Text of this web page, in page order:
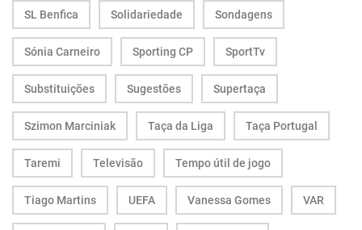
SL Benfica Solidariedade Sondagens
Sónia Carneiro Sporting CP SportTv
Substituições Sugestões Supertaça
Szimon Marciniak Taça da Liga Taça Portugal
Taremi Televisão Tempo útil de jogo
Tiago Martins UEFA Vanessa Gomes VAR